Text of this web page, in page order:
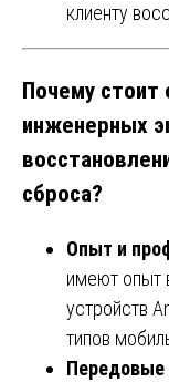
клиенту
Почему стоит
инженерных
сброса?
Опыт и
имеют опыт
устройств
типов
Передовые